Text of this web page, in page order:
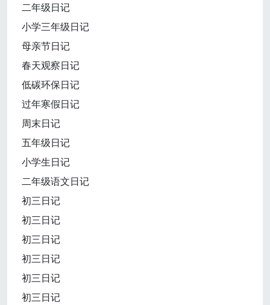
二年级日记
小学三年级日记
母亲节日记
春天观察日记
低碳环保日记
过年寒假日记
周末日记
五年级日记
小学生日记
二年级语文日记
初三日记
初三日记
初三日记
初三日记
初三日记
初三日记